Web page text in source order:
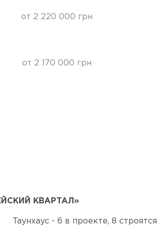
от 2 220 000 грн
от 2 170 000 грн
КВАРТАЛ»
Таунхаус - 6 в проекте, 8 строятся